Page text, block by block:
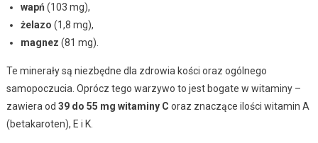
wapń (103 mg),
żelazo (1,8 mg),
magnez (81 mg).
Te minerały są niezbędne dla zdrowia kości oraz ogólnego
samopoczucia. Oprócz tego warzywo to jest bogate w witaminy –
zawiera od 39 do 55 mg witaminy C oraz znaczące ilości witamin A
(betakaroten), E i K.